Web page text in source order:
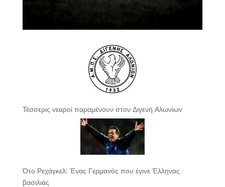
Τέσσερις νεαροί παραμένουν στον Διγενή Αλωνίων
Ότο Ρεχάγκελ: Ένας Γερμανός που έγινε Έλληνας
βασιλιάς